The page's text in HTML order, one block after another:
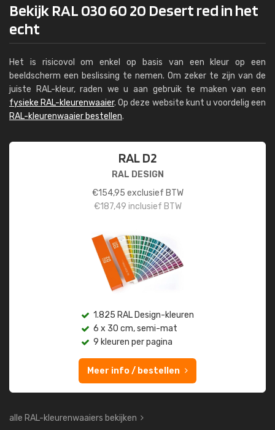
Bekijk RAL 030 60 20 Desert red in het
echt
Het is risicovol om enkel op basis van een kleur op een
beeldscherm een beslissing te nemen. Om zeker te zijn van de
juiste RAL-kleur, raden we u aan gebruik te maken van een
fysieke RAL-kleurenwaaier. Op deze website kunt u voordelig een
RAL-kleurenwaaier bestellen.
RAL D2
RAL DESIGN
€154,95 exclusief BTW
€187,49 inclusief BTW
1.825 RAL Design-kleuren
6 x 30 cm, semi-mat
9 kleuren per pagina
Meer info / bestellen
alle RAL-kleurenwaaiers bekijken